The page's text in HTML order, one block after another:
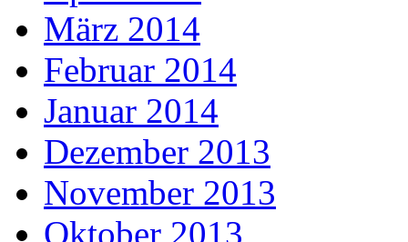
März 2014
Februar 2014
Januar 2014
Dezember 2013
November 2013
Oktober 2013